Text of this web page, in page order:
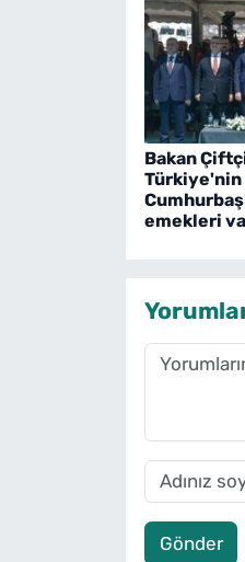
Bakan
Türkiye'nin
emekleri
Gönder